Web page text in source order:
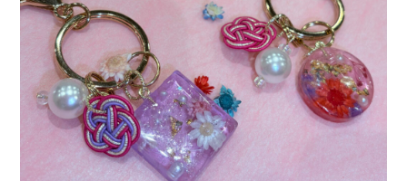
-広報ができる
-
情報収集ができる
-支援を受ける
●運営団体アタラボ
ACTION TOWN LAB.
- アタラボとは